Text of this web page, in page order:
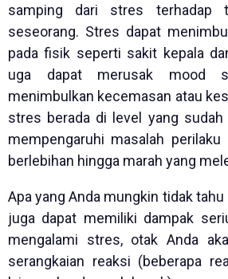
samping dari stres terhadap
seseorang. Stres dapat
pada fisik seperti sakit kepala
uga dapat merusak mood
menimbulkan kecemasan atau
stres berada di level yang sudah
mempengaruhi masalah
berlebihan hingga marah yang
Apa yang Anda mungkin tidak
juga dapat memiliki dampak
mengalami stres, otak Anda
serangkaian reaksi (beberapa